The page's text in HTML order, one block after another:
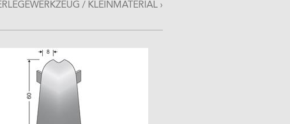
/ KLEINMATERIAL ›